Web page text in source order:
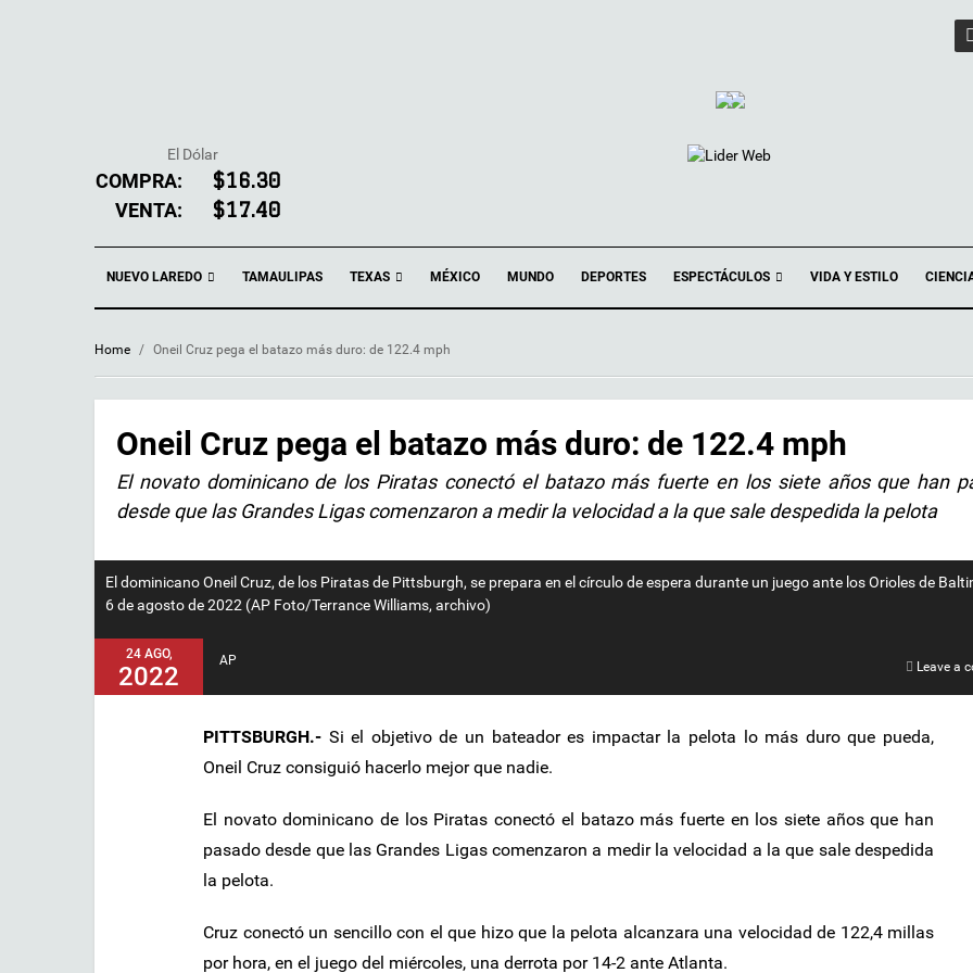
El Dólar
COMPRA: $16.30
VENTA: $17.40
NUEVO LAREDO TAMAULIPAS TEXAS MÉXICO MUNDO DEPORTES ESPECTÁCULOS VIDA Y ESTILO
Home / Oneil Cruz pega el batazo más duro: de 122.4 mph
Oneil Cruz pega el batazo más duro: de 122.4 mph
El novato dominicano de los Piratas conectó el batazo más fuerte en los siete años que han
desde que las Grandes Ligas comenzaron a medir la velocidad a la que sale despedida la pelota
El dominicano Oneil Cruz, de los Piratas de Pittsburgh, se prepara en el círculo de espera durante un juego ante los Orioles de
6 de agosto de 2022 (AP Foto/Terrance Williams, archivo)
24 AGO,
2022
AP Leave a
PITTSBURGH.- Si el objetivo de un bateador es impactar la pelota lo más duro que pueda,
Oneil Cruz consiguió hacerlo mejor que nadie.
El novato dominicano de los Piratas conectó el batazo más fuerte en los siete años que han
pasado desde que las Grandes Ligas comenzaron a medir la velocidad a la que sale despedida
la pelota.
Cruz conectó un sencillo con el que hizo que la pelota alcanzara una velocidad de 122,4 millas
por hora, en el juego del miércoles, una derrota por 14-2 ante Atlanta.